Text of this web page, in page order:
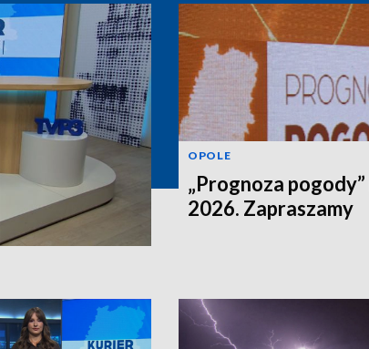
OPOLE
„Prognoza
2026. Zapraszamy